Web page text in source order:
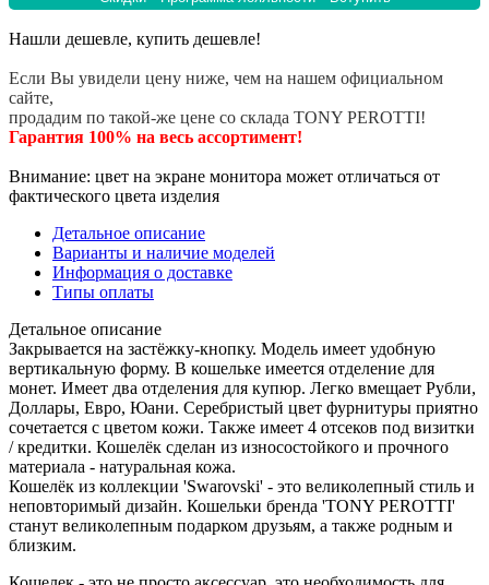
Нашли дешевле, купить дешевле!
Если Вы увидели цену ниже, чем на нашем официальном
сайте,
продадим по такой-же цене со склада TONY PEROTTI!
Гарантия 100% на весь ассортимент!
Внимание: цвет на экране монитора может отличаться от
фактического цвета изделия
Детальное описание
Варианты и наличие моделей
Информация о доставке
Типы оплаты
Детальное описание
Закрывается на застёжку-кнопку. Модель имеет удобную
вертикальную форму. В кошельке имеется отделение для
монет. Имеет два отделения для купюр. Легко вмещает Рубли,
Доллары, Евро, Юани. Серебристый цвет фурнитуры приятно
сочетается с цветом кожи. Также имеет 4 отсеков под визитки
/ кредитки. Кошелёк сделан из износостойкого и прочного
материала - натуральная кожа.
Кошелёк из коллекции 'Swarovski' - это великолепный стиль и
неповторимый дизайн. Кошельки бренда 'TONY PEROTTI'
станут великолепным подарком друзьям, а также родным и
близким.